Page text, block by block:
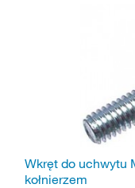
Wkręt do uchwytu
kołnierzem